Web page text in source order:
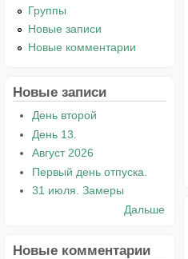
Группы
Новые записи
Новые комментарии
Новые записи
День второй
День 13.
Август 2026
Первый день отпуска.
31 июля. Замеры
Дальше
Новые комментарии